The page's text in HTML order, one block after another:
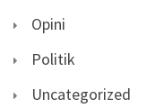
Opini
Politik
Uncategorized